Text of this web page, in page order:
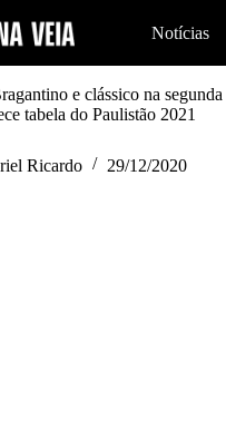
Notícias
e clássico na segunda
tabela do Paulistão 2021
Ricardo 29/12/2020